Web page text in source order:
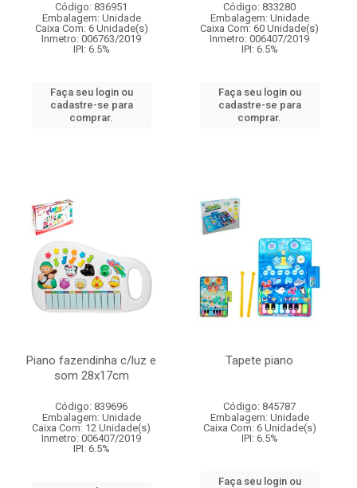
Código: 836951
Embalagem: Unidade
Caixa Com: 6 Unidade(s)
Inmetro: 006763/2019
IPI: 6.5%
Faça seu login ou
cadastre-se para
comprar.
Código: 833280
Embalagem: Unidade
Caixa Com: 60 Unidade(s)
Inmetro: 006407/2019
IPI: 6.5%
Faça seu login ou
cadastre-se para
comprar.
Piano fazendinha c/luz e
som 28x17cm
Código: 839696
Embalagem: Unidade
Caixa Com: 12 Unidade(s)
Inmetro: 006407/2019
IPI: 6.5%
Tapete piano
Código: 845787
Embalagem: Unidade
Caixa Com: 6 Unidade(s)
IPI: 6.5%
Faça seu login ou